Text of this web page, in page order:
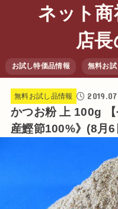
ネット
店
お試し特価品情報 無料お
無料お試し品情報
かつお粉 上 100g
産鰹節100%》(8月